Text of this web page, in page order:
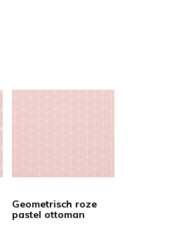
Geometrisch roze
pastel ottoman